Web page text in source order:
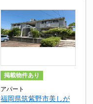
掲載物件あり
アパート
福岡県筑紫野市美しが